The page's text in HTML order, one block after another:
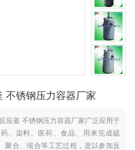
不锈钢压力容器厂家
应釜 不锈钢压力容器厂家广泛应用于
、染料、医药、食品、用来完成硫
聚合、缩合等工艺过程，是以参加反